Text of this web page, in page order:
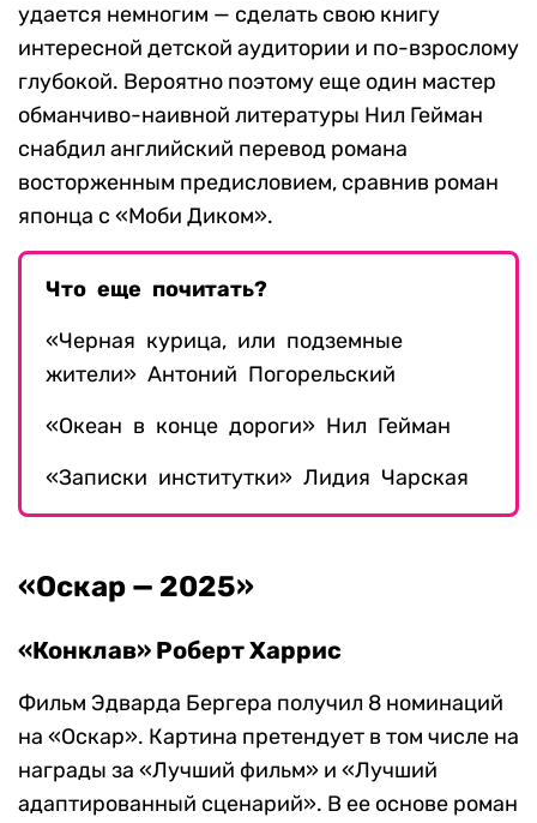
удается немногим — сделать свою книгу
интересной детской аудитории и по-взрослому
глубокой. Вероятно поэтому еще один мастер
обманчиво-наивной литературы Нил Гейман
снабдил английский перевод романа
восторженным предисловием, сравнив роман
японца с «Моби Диком».
Что еще почитать?
«Черная курица, или подземные
жители» Антоний Погорельский
«Океан в конце дороги» Нил Гейман
«Записки институтки» Лидия Чарская
«Оскар — 2025»
«Конклав» Роберт Харрис
Фильм Эдварда Бергера получил 8 номинаций
на «Оскар». Картина претендует в том числе на
награды за «Лучший фильм» и «Лучший
адаптированный сценарий». В ее основе роман